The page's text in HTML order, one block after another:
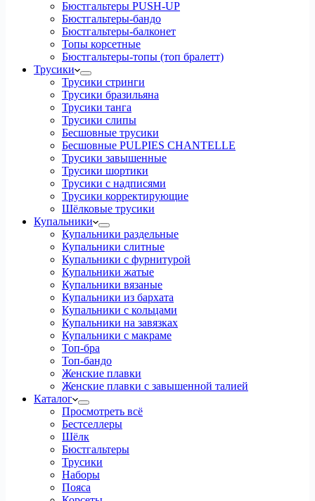
Бюстгальтеры PUSH-UP
Бюстгальтеры-бандо
Бюстгальтеры-балконет
Топы корсетные
Бюстгальтеры-топы (топ бралетт)
Трусики
Трусики стринги
Трусики бразильяна
Трусики танга
Трусики слипы
Бесшовные трусики
Бесшовные PULPIES CHANTELLE
Трусики завышенные
Трусики шортики
Трусики с надписями
Трусики корректирующие
Шёлковые трусики
Купальники
Купальники раздельные
Купальники слитные
Купальники с фурнитурой
Купальники жатые
Купальники вязаные
Купальники из бархата
Купальники с кольцами
Купальники на завязках
Купальники с макраме
Топ-бра
Топ-бандо
Женские плавки
Женские плавки с завышенной талией
Каталог
Просмотреть всё
Бестселлеры
Шёлк
Бюстгальтеры
Трусики
Наборы
Пояса